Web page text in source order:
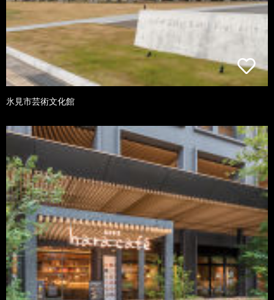
氷見市芸術文化館